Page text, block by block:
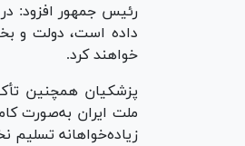
رئیس جمهور افزود:
داده است، دولت و
خواهند کرد.
پزشکیان همچنین
ملت ایران به‌صورت
زیاده‌خواهانه تسلیم